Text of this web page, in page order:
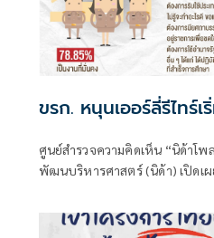
ขรก. หนุนเออร์ลี่รีไทร์
ศูนย์สำรวจความคิดเห็น “นิด้าโ
พัฒนบริหารศาสตร์ (นิด้า) เปิดเผ
สิงหาคม 2569 จากประชาชนที่